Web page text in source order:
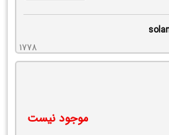
1778
موجود نیست